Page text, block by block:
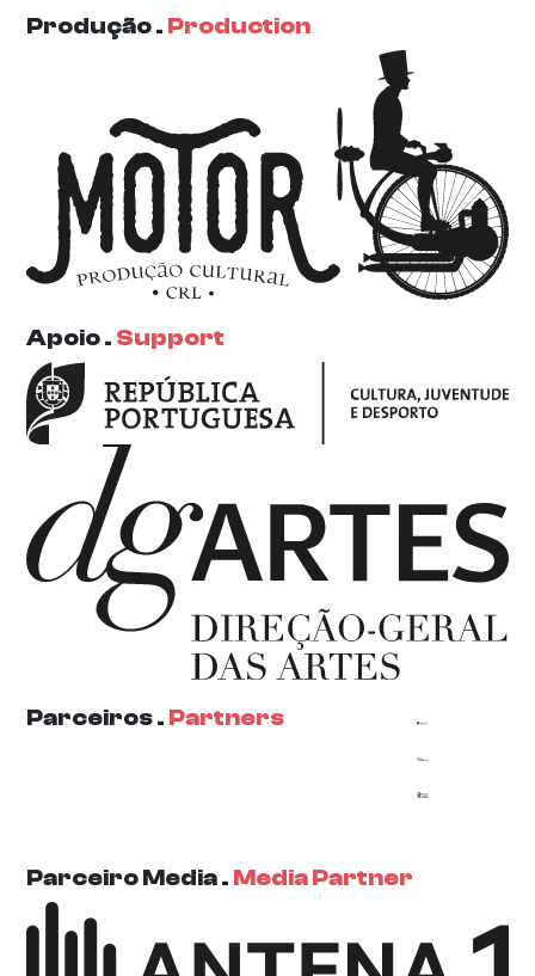
Produção . Production
Apoio . Support
Parceiros . Partners
Parceiro Media . Media Partner